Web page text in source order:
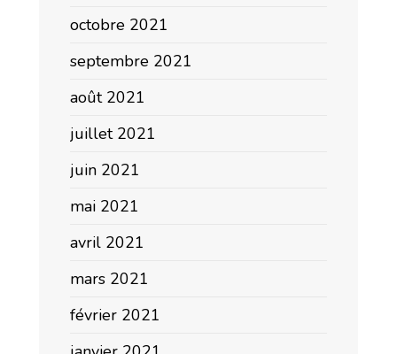
octobre 2021
septembre 2021
août 2021
juillet 2021
juin 2021
mai 2021
avril 2021
mars 2021
février 2021